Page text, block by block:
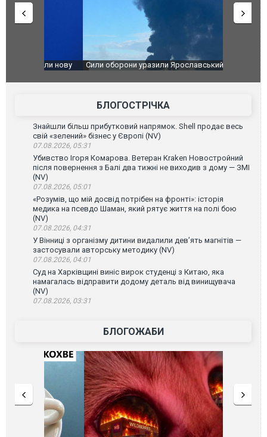
Сили оборони уразили Ярославський НПЗ:
атаку. ВІДЕО
Неймар
БЛОГОСТРІЧКА
Знайшли більш прибутковий напрямок. Shell продає весь
свій «зелений» бізнес у Європі (NV)
07.08.2026, 05:31
Убивство Ігоря Комарова. Ветеран Kraken Новостройний
після повернення з Балі два тижні не виходив з дому — ЗМІ
(NV)
07.08.2026, 05:01
«Розумів, що мій досвід потрібен на фронті»: історія
медика на псевдо Шаман, який рятує життя на полі бою
(NV)
07.08.2026, 04:31
У Вінниці з організму дитини видалили дев’ять магнітів —
застосували авторську методику (NV)
07.08.2026, 04:01
Суд на Харківщині виніс вирок студенці з Китаю, яка
намагалась відправити додому деталь від винищувача
(NV)
07.08.2026, 03:31
БЛОГОЖАБИ